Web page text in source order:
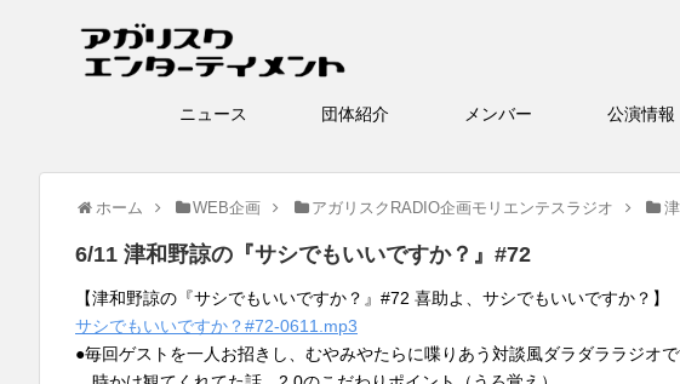
ニュース 団体紹介 メンバー 公演
ホーム WEB企画 アガリスクRADIO企画モリエンテスラジオ
6/11 津和野諒の『サシでもいいですか？』#72
【津和野諒の『サシでもいいですか？』#72 喜助よ、サシでもいいですか？】
サシでもいいですか？#72-0611.mp3
●毎回ゲストを一人お招きし、むやみやたらに喋りあう対談風ダラダララジオで